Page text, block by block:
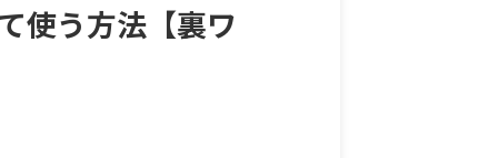
使う方法【裏ワ